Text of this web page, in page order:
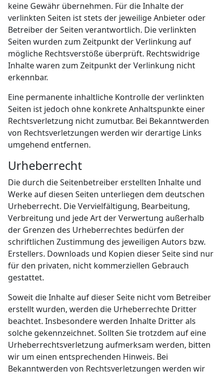
keine Gewähr übernehmen. Für die Inhalte der
verlinkten Seiten ist stets der jeweilige Anbieter oder
Betreiber der Seiten verantwortlich. Die verlinkten
Seiten wurden zum Zeitpunkt der Verlinkung auf
mögliche Rechtsverstöße überprüft. Rechtswidrige
Inhalte waren zum Zeitpunkt der Verlinkung nicht
erkennbar.
Eine permanente inhaltliche Kontrolle der verlinkten
Seiten ist jedoch ohne konkrete Anhaltspunkte einer
Rechtsverletzung nicht zumutbar. Bei Bekanntwerden
von Rechtsverletzungen werden wir derartige Links
umgehend entfernen.
Urheberrecht
Die durch die Seitenbetreiber erstellten Inhalte und
Werke auf diesen Seiten unterliegen dem deutschen
Urheberrecht. Die Vervielfältigung, Bearbeitung,
Verbreitung und jede Art der Verwertung außerhalb
der Grenzen des Urheberrechtes bedürfen der
schriftlichen Zustimmung des jeweiligen Autors bzw.
Erstellers. Downloads und Kopien dieser Seite sind nur
für den privaten, nicht kommerziellen Gebrauch
gestattet.
Soweit die Inhalte auf dieser Seite nicht vom Betreiber
erstellt wurden, werden die Urheberrechte Dritter
beachtet. Insbesondere werden Inhalte Dritter als
solche gekennzeichnet. Sollten Sie trotzdem auf eine
Urheberrechtsverletzung aufmerksam werden, bitten
wir um einen entsprechenden Hinweis. Bei
Bekanntwerden von Rechtsverletzungen werden wir